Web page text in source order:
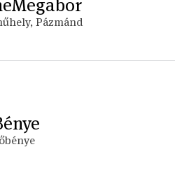
Pázmánd